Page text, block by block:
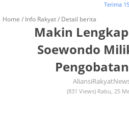
Terima
Home / Info Rakyat/ Detail berita
Makin
Soewondo
(831 Views) Rabu, 25